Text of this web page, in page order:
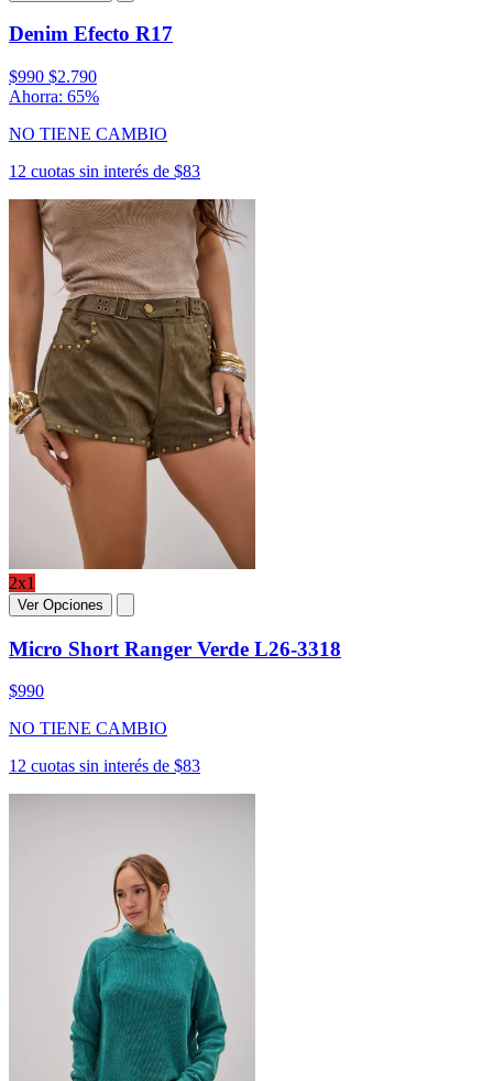
Denim Efecto R17
$990 $2.790
Ahorra: 65%
NO TIENE CAMBIO
12 cuotas sin interés de $83
2x1
Ver Opciones
Micro Short Ranger Verde L26-3318
$990
NO TIENE CAMBIO
12 cuotas sin interés de $83